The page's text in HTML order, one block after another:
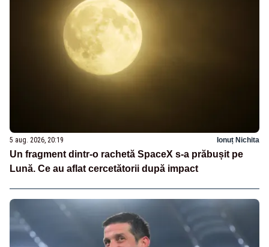
5 aug. 2026, 20:19 Ionuț Nichita
Un fragment dintr-o rachetă SpaceX s-a prăbușit pe
Lună. Ce au aflat cercetătorii după impact